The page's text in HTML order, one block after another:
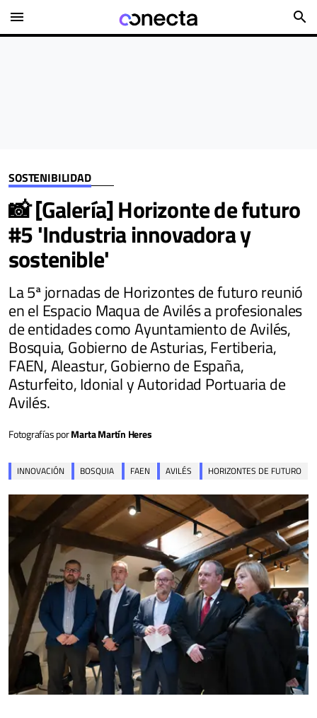
menu search
SOSTENIBILIDAD
📸 [Galería] Horizonte de futuro
#5 'Industria innovadora y
sostenible'
La 5ª jornadas de Horizontes de futuro reunió
en el Espacio Maqua de Avilés a profesionales
de entidades como Ayuntamiento de Avilés,
Bosquia, Gobierno de Asturias, Fertiberia,
FAEN, Aleastur, Gobierno de España,
Asturfeito, Idonial y Autoridad Portuaria de
Avilés.
Fotografías porMarta Martín Heres
INNOVACIÓN BOSQUIA FAEN AVILÉS HORIZONTES DE FUTURO